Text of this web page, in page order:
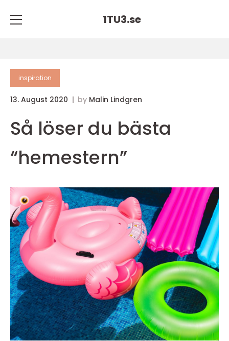
1TU3.se
inspiration
13. August 2020 by Malin Lindgren
Så löser du bästa
“hemestern”